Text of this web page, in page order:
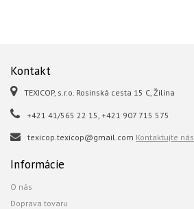
Kontakt
TEXICOP, s.r.o. Rosinská cesta 15 C, Žilina
+421 41/565 22 15, +421 907 715 575
texicop.texicop@gmail.com Kontaktujte nás
Informácie
O nás
Doprava tovaru